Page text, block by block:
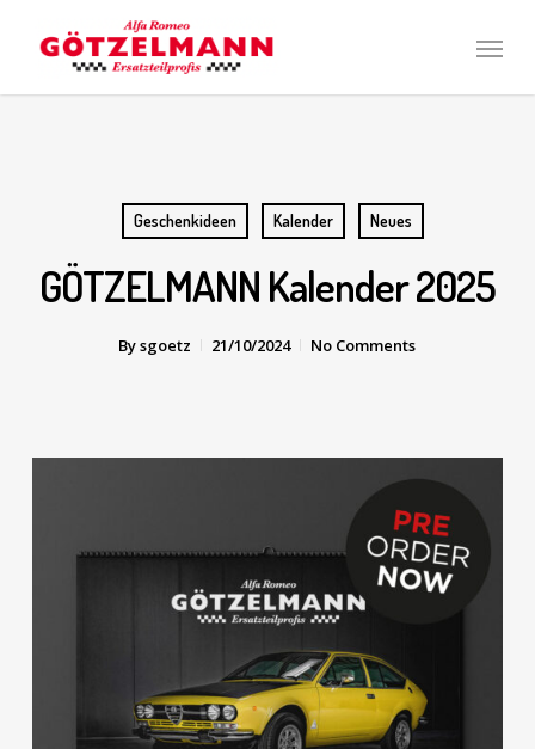
Menu
Geschenkideen Kalender Neues
GÖTZELMANN Kalender 2025
Bysgoetz 21/10/2024 No Comments